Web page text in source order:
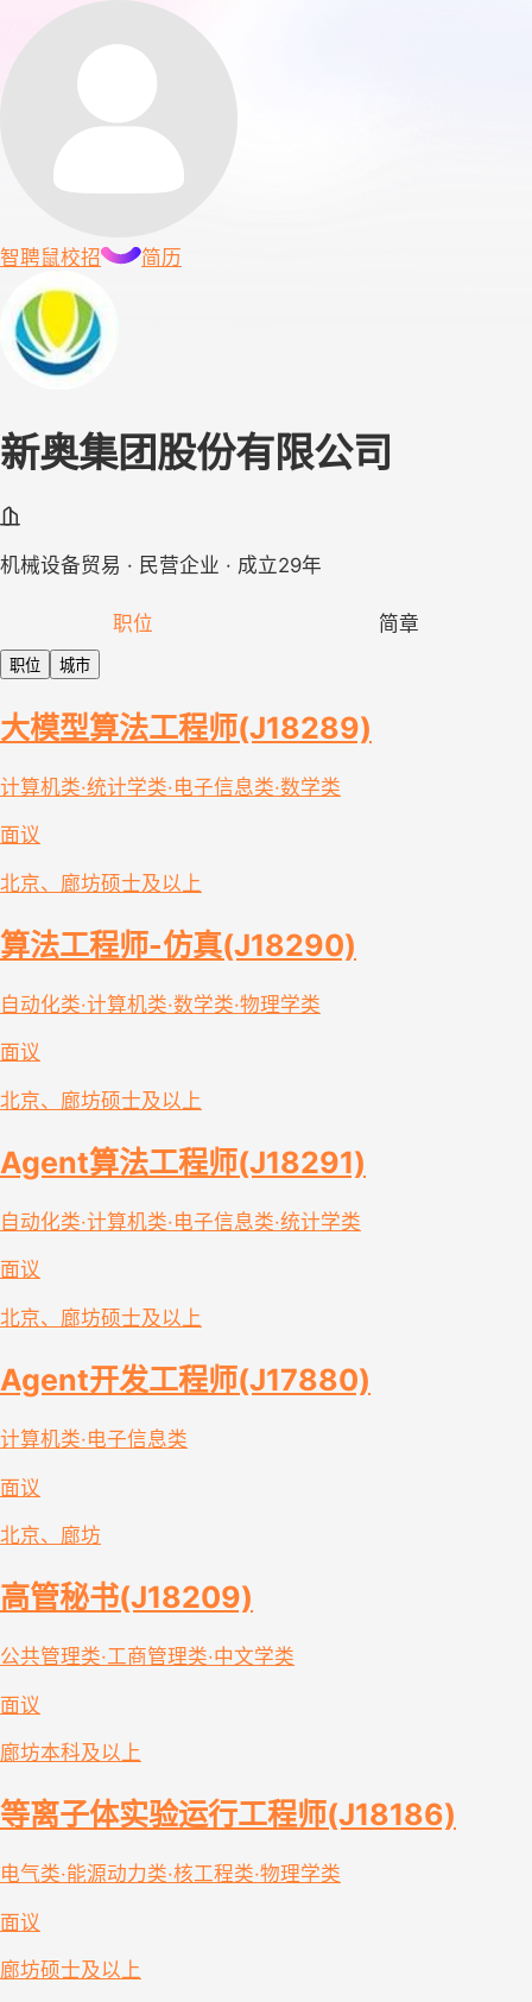
智聘鼠校招 简历
新奥集团股份有限公司
机械设备贸易 · 民营企业 · 成立29年
职位 简章
职位 城市
大模型算法工程师(J18289)
计算机类·统计学类·电子信息类·数学类
面议
北京、廊坊硕士及以上
算法工程师-仿真(J18290)
自动化类·计算机类·数学类·物理学类
面议
北京、廊坊硕士及以上
Agent算法工程师(J18291)
自动化类·计算机类·电子信息类·统计学类
面议
北京、廊坊硕士及以上
Agent开发工程师(J17880)
计算机类·电子信息类
面议
北京、廊坊
高管秘书(J18209)
公共管理类·工商管理类·中文学类
面议
廊坊本科及以上
等离子体实验运行工程师(J18186)
电气类·能源动力类·核工程类·物理学类
面议
廊坊硕士及以上